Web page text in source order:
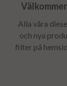
Alla våra
och nya
filter på